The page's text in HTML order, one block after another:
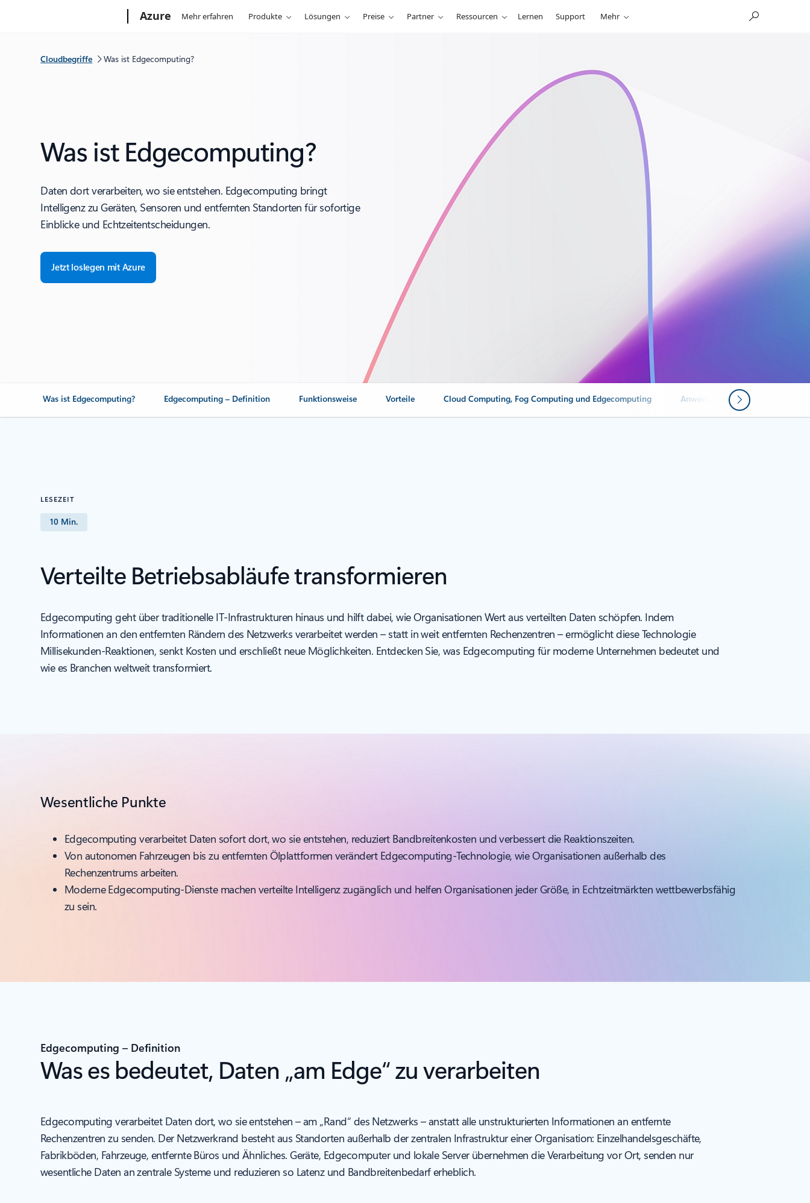
Azure Mehr erfahren Produkte Lösungen Preise Partner Ressourcen Lernen Support Mehr
Cloudbegriffe Was ist Edgecomputing?
Was ist Edgecomputing?
Daten dort verarbeiten, wo sie entstehen. Edgecomputing bringt
Intelligenz zu Geräten, Sensoren und entfernten Standorten für sofortige
Einblicke und Echtzeitentscheidungen.
Jetzt loslegen mit Azure
Was ist Edgecomputing? Edgecomputing – Definition Funktionsweise Vorteile Cloud Computing, Fog Computing und Edgecomputing Anwendungsfälle
LESEZEIT
10 Min.
Verteilte Betriebsabläufe transformieren
Edgecomputing geht über traditionelle IT-Infrastrukturen hinaus und hilft dabei, wie Organisationen Wert aus verteilten Daten schöpfen. Indem
Informationen an den entfernten Rändern des Netzwerks verarbeitet werden – statt in weit entfernten Rechenzentren – ermöglicht diese Technologie
Millisekunden-Reaktionen, senkt Kosten und erschließt neue Möglichkeiten. Entdecken Sie, was Edgecomputing für moderne Unternehmen bedeutet und
wie es Branchen weltweit transformiert.
Wesentliche Punkte
Edgecomputing verarbeitet Daten sofort dort, wo sie entstehen, reduziert Bandbreitenkosten und verbessert die Reaktionszeiten.
Von autonomen Fahrzeugen bis zu entfernten Ölplattformen verändert Edgecomputing-Technologie, wie Organisationen außerhalb des
Rechenzentrums arbeiten.
Moderne Edgecomputing-Dienste machen verteilte Intelligenz zugänglich und helfen Organisationen jeder Größe, in Echtzeitmärkten wettbewerbsfähig
zu sein.
Edgecomputing – Definition
Was es bedeutet, Daten „am Edge“ zu verarbeiten
Edgecomputing verarbeitet Daten dort, wo sie entstehen – am „Rand“ des Netzwerks – anstatt alle unstrukturierten Informationen an entfernte
Rechenzentren zu senden. Der Netzwerkrand besteht aus Standorten außerhalb der zentralen Infrastruktur einer Organisation: Einzelhandelsgeschäfte,
Fabrikböden, Fahrzeuge, entfernte Büros und Ähnliches. Geräte, Edgecomputer und lokale Server übernehmen die Verarbeitung vor Ort, senden nur
wesentliche Daten an zentrale Systeme und reduzieren so Latenz und Bandbreitenbedarf erheblich.